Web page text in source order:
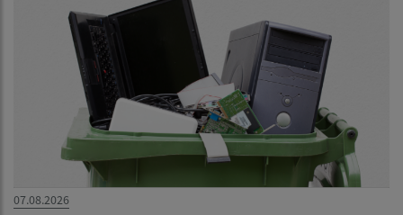
07.08.2026